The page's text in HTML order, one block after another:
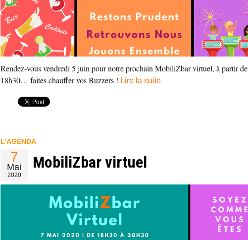
Rendez-vous vendredi 5 juin pour notre prochain MobiliZbar virtuel, à partir de
18h30… faites chauffer vos Buzzers ! Lire la suite
L'AGENDA
7
Mai
2020
MobiliZbar virtuel